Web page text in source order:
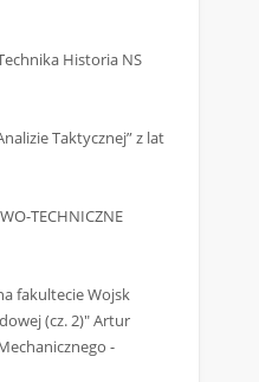
Historia NS
Taktycznej” z lat
TECHNICZNE
fakultecie Wojsk
(cz. 2)" Artur
-